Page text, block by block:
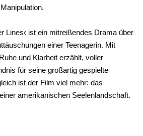
Lines‹ ist ein mitreißendes Drama über
einer Teenagerin. Mit
und Klarheit erzählt, voller
für seine großartig gespielte
ist der Film viel mehr: das
amerikanischen Seelenlandschaft.